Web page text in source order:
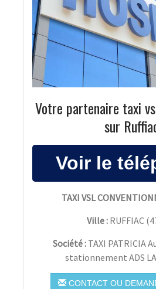
Votre partenaire taxi
sur
TAXI VSL
Ville : RUFFIAC (
Société : TAXI PATRICIA
stationnement ADS
CONTACT OU